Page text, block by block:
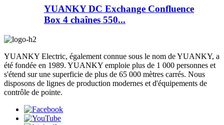
YUANKY DC Exchange Confluence
Box 4 chaînes 550...
YUANKY Electric, également connue sous le nom de YUANKY, a
été fondée en 1989. YUANKY emploie plus de 1 000 personnes et
s'étend sur une superficie de plus de 65 000 mètres carrés. Nous
disposons de lignes de production modernes et d'équipements de
contrôle de pointe.